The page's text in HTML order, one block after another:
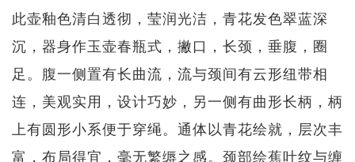
此壶釉色清白透彻，莹润光洁，青花发色翠蓝深
沉，器身作玉壶春瓶式，撇口，长颈，垂腹，圈
足。腹一侧置有长曲流，流与颈间有云形纽带相
连，美观实用，设计巧妙，另一侧有曲形长柄，柄
上有圆形小系便于穿绳。通体以青花绘就，层次丰
富，布局得宜，毫无繁缛之感。颈部绘蕉叶纹与缠